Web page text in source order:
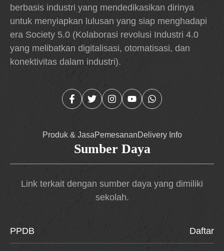
berbasis industri yang mendedikasikan dirinya
untuk menyiapkan lulusan yang siap menghadapi
era Society 5.0 (Kolaborasi revolusi Industri 4.0
yang melibatkan digitalisasi, otomatisasi, dan
konektivitas dalam industri).
Produk & JasaPemesananDelivery Info
Sumber Daya
Link terkait dengan sumber daya yang dimiliki
sekolah.
PPDB Daftar